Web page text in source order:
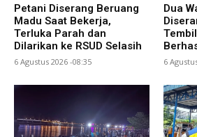
Petani Diserang Beruang
Madu Saat Bekerja,
Terluka Parah dan
Dilarikan ke RSUD Selasih
6 Agustus 2026 -08:35
Dua
6